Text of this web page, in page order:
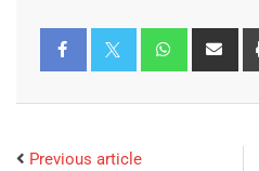
Previous article